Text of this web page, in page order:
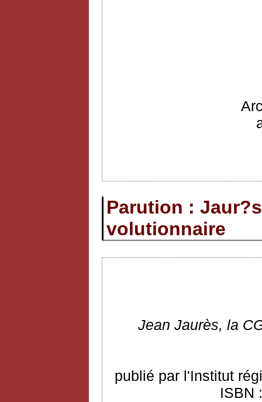
Parution :
volutionnaire
Jean Jaurès, la
publié par l'Institut
ISBN